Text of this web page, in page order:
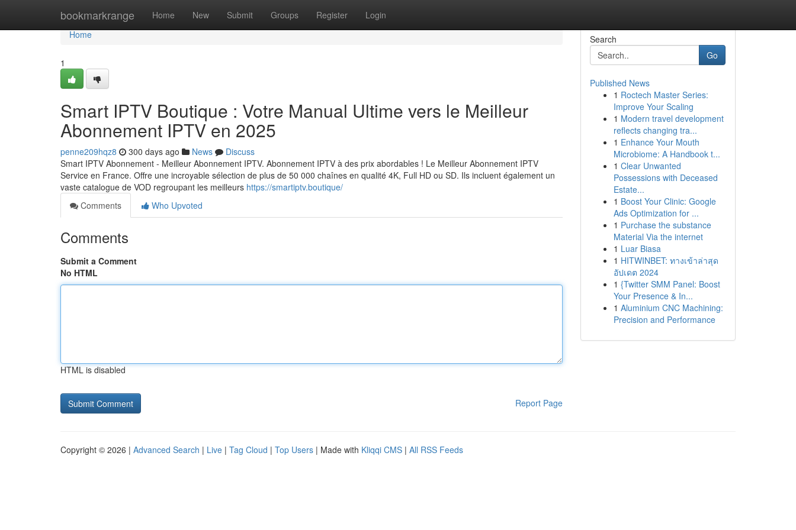
bookmarkrange Home New Submit Groups Register Login
Home
Home
1
Smart IPTV Boutique : Votre Manual Ultime vers le Meilleur
Abonnement IPTV en 2025
penne209hqz8 300 days ago News
Discuss
Smart IPTV Abonnement - Meilleur Abonnement IPTV. Abonnement IPTV à des prix abordables ! Le Meilleur Abonnement IPTV
Service en France. Offre une incroyable sélection de plus de 50 000 chaînes en qualité 4K, Full HD ou SD. Ils incluent également un
vaste catalogue de VOD regroupant les meilleurs https://smartiptv.boutique/
Comments
Who Upvoted
Comments
Submit a Comment
No HTML
HTML is disabled
Report Page
Search
Go
Published News
1 Roctech Master Series:
Improve Your Scaling
1 Modern travel development
reflects changing tra...
1 Enhance Your Mouth
Microbiome: A Handbook t...
1 Clear Unwanted
Possessions with Deceased
Estate...
1 Boost Your Clinic: Google
Ads Optimization for ...
1 Purchase the substance
Material Via the internet
1 Luar Biasa
1 HITWINBET: ทางเข้าล่าสุด
อัปเดต 2024
1 {Twitter SMM Panel: Boost
Your Presence & In...
1 Aluminium CNC Machining:
Precision and Performance
Copyright © 2026 | Advanced Search | Live | Tag Cloud | Top Users | Made with Kliqqi CMS | All RSS Feeds